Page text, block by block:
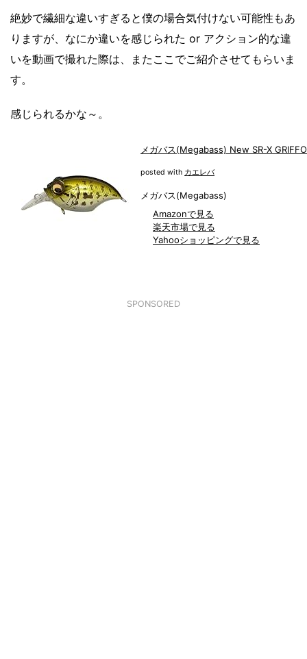
絶妙で繊細な違いすぎると僕の場合気付けない可能性もあ
りますが、なにか違いを感じられた or アクション的な違
いを動画で撮れた際は、またここでご紹介させてもらいま
す。
感じられるかな～。
メガバス(Megabass) New SR-X
posted with カエレバ
メガバス(Megabass)
Amazonで見る
楽天市場で見る
Yahooショッピングで見る
SPONSORED